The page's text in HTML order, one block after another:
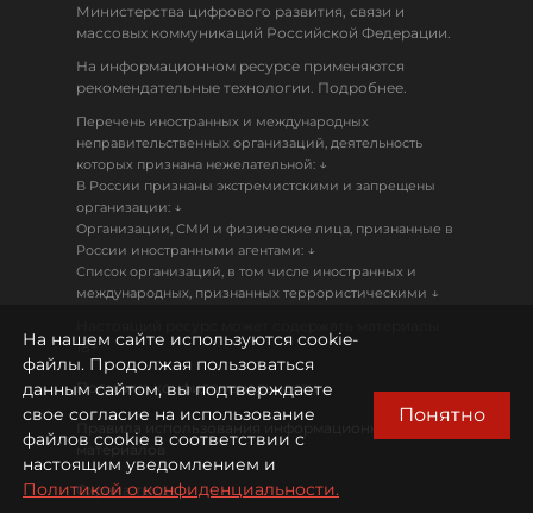
Министерства цифрового развития, связи и
массовых коммуникаций Российской Федерации.
На информационном ресурсе применяются
рекомендательные технологии. Подробнее.
Перечень иностранных и международных
неправительственных организаций, деятельность
которых признана нежелательной: ↓
В России признаны экстремистскими и запрещены
организации: ↓
Организации, СМИ и физические лица, признанные в
России иностранными агентами: ↓
Список организаций, в том числе иностранных и
международных, признанных террористическими ↓
18+
Политика конфиденциальности
Правила использования информационных
материалов
Охрана труда
На нашем сайте используются cookie-
файлы. Продолжая пользоваться
данным сайтом, вы подтверждаете
свое согласие на использование
файлов cookie в соответствии с
настоящим уведомлением и
Политикой о конфиденциальности.
Понятно